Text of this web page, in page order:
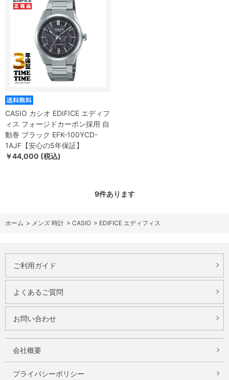
CASIO カシオ EDIFICE エディフ
ィス フォージドカーボン採用 自
動巻 ブラック EFK-100YCD-
1AJF【安心の5年保証】
￥44,000 (税込)
9件あります
ホーム > メンズ 時計 > CASIO > EDIFICE エディフィス
ご利用ガイド
よくあるご質問
お問い合わせ
会社概要
プライバシーポリシー